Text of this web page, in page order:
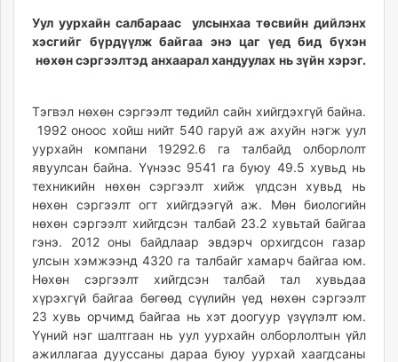
zindaa.mn
Baabar.mn
tovch.mn
mnb.mn
Livetv.mn
Eguur.mn
24tsag.mn
shuud.mn
eagle.mn
ergelt.mn
zarig.mn
today.mn
zuv.mn
mminfo.mn
ugluu.mn
Уул уурхайн салбараас улсынхаа төсвийн дийлэнх
хэсгийг бүрдүүлж байгаа энэ цаг үед бид бүхэн
нөхөн сэргээлтэд анхаарал хандуулах нь зүйн хэрэг.
Тэгвэл нөхөн сэргээлт төдийл сайн хийгдэхгүй байна.
1992 оноос хойш нийт 540 гаруй аж ахуйн нэгж уул
уурхайн компани 19292.6 га талбайд олборлолт
явуулсан байна. Үүнээс 9541 га буюу 49.5 хувьд нь
техникийн нөхөн сэргээлт хийж үлдсэн хувьд нь
нөхөн сэргээлт огт хийгдээгүй аж. Мөн биологийн
нөхөн сэргээлт хийгдсэн талбай 23.2 хувьтай байгаа
гэнэ. 2012 оны байдлаар эвдэрч орхигдсон газар
улсын хэмжээнд 4320 га талбайг хамарч байгаа юм.
Нөхөн сэргээлт хийгдсэн талбай тал хувьдаа
хүрэхгүй байгаа бөгөөд сүүлийн үед нөхөн сэргээлт
23 хувь орчимд байгаа нь хэт доогуур үзүүлэлт юм.
Үүний нэг шалтгаан нь уул уурхайн олборлолтын үйл
ажиллагаа дууссаны дараа буюу уурхай хаагдсаны